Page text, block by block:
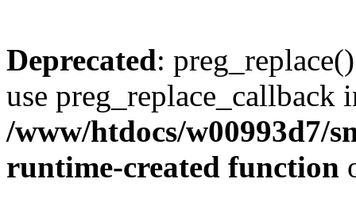
Deprecated:
use preg_replace_callback
/www/htdocs/w00993d7/
runtime-created function